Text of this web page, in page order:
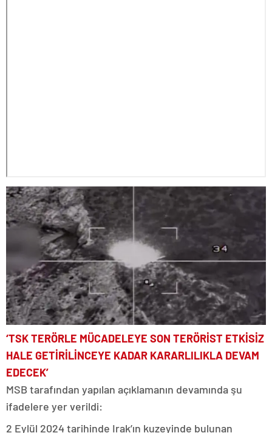
‘TSK TERÖRLE MÜCADELEYE SON TERÖRİST ETKİSİZ
HALE GETİRİLİNCEYE KADAR KARARLILIKLA DEVAM
EDECEK’
MSB tarafından yapılan açıklamanın devamında şu
ifadelere yer verildi:
2 Eylül 2024 tarihinde Irak’ın kuzeyinde bulunan